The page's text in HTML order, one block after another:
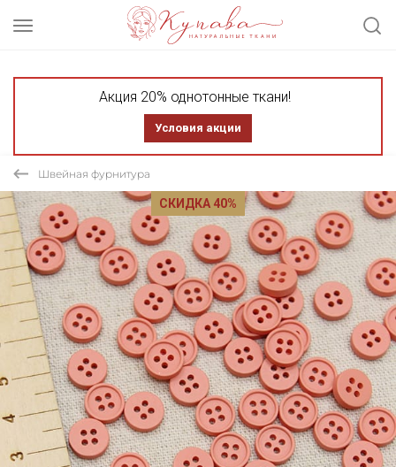
Акция 20% однотонные ткани!
Условия акции
Швейная фурнитура
СКИДКА 40%